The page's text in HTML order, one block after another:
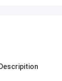
Descripition